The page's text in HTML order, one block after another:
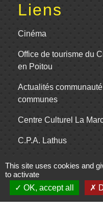
Liens
Cinéma
Office de tourisme du
en Poitou
Actualités
communes
Centre Culturel La
C.P.A. Lathus
This site uses cookies and
to activate
OK, accept all